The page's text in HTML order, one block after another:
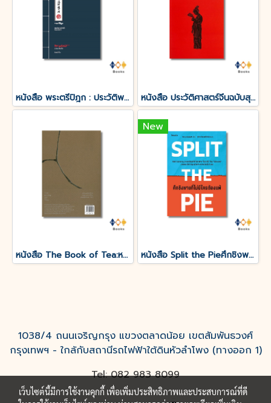
หนังสือ พระตรีปิฎก : ประวัติพระถังซำจั๋ง ฉบับกะทัดรัด หนังสือ ประวัติศาสตร์จีนฉบับสุดสั้น
หนังสือ The Book of Tea:หนังสือแห่งชา
New
หนังสือ Split the Pieศึกชิงพายที่ไม่มีใครต้องแพ้
1038/4 ถนนเจริญกรุง แขวงตลาดน้อย เขตสัมพันธวงศ์
กรุงเทพฯ - ใกล้กับสถานีรถไฟฟ้าใต้ดินหัวลำโพง (ทางออก 1)
Tel: 082 983 8099
เว็บไซต์นี้มีการใช้งานคุกกี้ เพื่อเพิ่มประสิทธิภาพและประสบการณ์ที่ดี